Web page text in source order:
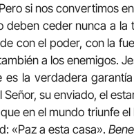
si nos convertimos
deben ceder nunca a
con el poder, con la
a los enemigos.
es la verdadera
Señor, su enviado, el
en el mundo triunfe
«Paz a esta casa».